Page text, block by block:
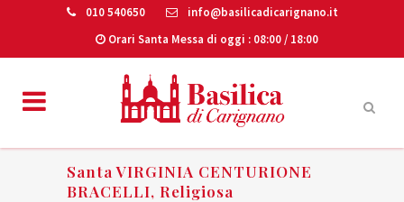
010 540650
info@basilicadicarignano.it
Orari Santa Messa di oggi : 08:00 / 18:00
Santa VIRGINIA CENTURIONE
BRACELLI, Religiosa